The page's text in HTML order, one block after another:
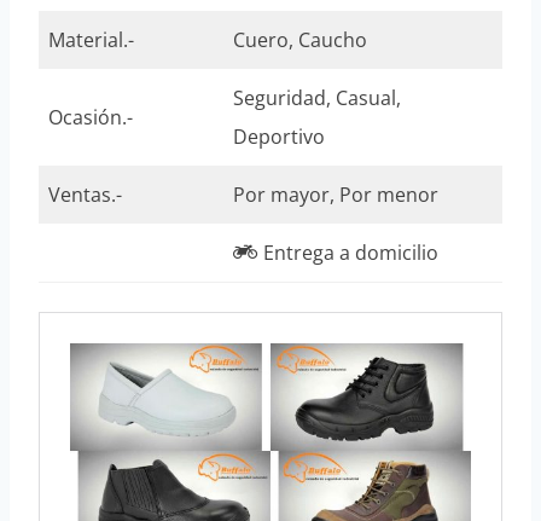
Material.- Cuero, Caucho
Ocasión.-
Seguridad, Casual,
Deportivo
Ventas.- Por mayor, Por menor
Entrega a domicilio